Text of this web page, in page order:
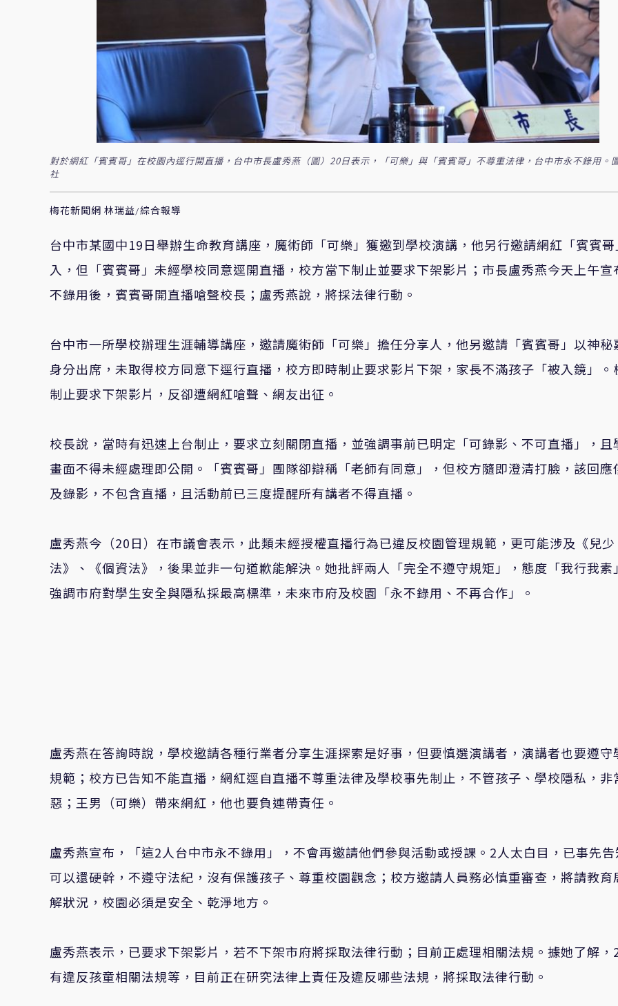
對於網紅「賓賓哥」在校園內逕行開直播，台中市長盧秀燕（圖）20日表示，「可樂」與「賓賓哥」不尊重法律，台中市永不錄用。
社
梅花新聞網 林瑞益/綜合報導
台中市某國中19日舉辦生命教育講座，魔術師「可樂」獲邀到學校演講，他另行邀請網紅「賓賓
入，但 「賓賓哥」 未經學校同意逕開直播，校方當下制止並要求下架影片；市長盧秀燕今天上午宣
不錄用後，賓賓哥開直播嗆聲校長；盧秀燕說，將採法律行動。
台中市一所學校辦理生涯輔導講座，邀請魔術師「可樂」擔任分享人，他另邀請「賓賓哥」以神秘
身分出席，未取得校方同意下逕行直播，校方即時制止要求影片下架，家長不滿孩子「被入鏡」。
制止要求下架影片，反卻遭網紅嗆聲、網友出征。
校長說，當時有迅速上台制止，要求立刻關閉直播，並強調事前已明定「可錄影、不可直播」，且
畫面不得未經處理即公開。「賓賓哥」團隊卻辯稱「老師有同意」，但校方隨即澄清打臉，該回應
及錄影，不包含直播，且活動前已三度提醒所有講者不得直播。
盧秀燕今（20日）在市議會表示，此類未經授權直播行為已違反校園管理規範，更可能涉及《兒少
法》、《個資法》，後果並非一句道歉能解決。她批評兩人「完全不遵守規矩」，態度「我行我素
強調市府對學生安全與隱私採最高標準，未來市府及校園「永不錄用、不再合作」。
盧秀燕在答詢時說，學校邀請各種行業者分享生涯探索是好事，但要慎選演講者，演講者也要遵守
規範；校方已告知不能直播，網紅逕自直播不尊重法律及學校事先制止，不管孩子、學校隱私，非
惡；王男（可樂）帶來網紅，他也要負連帶責任。
盧秀燕宣布，「這2人台中市永不錄用」，不會再邀請他們參與活動或授課。2人太白目，已事先
可以還硬幹，不遵守法紀，沒有保護孩子、尊重校園觀念；校方邀請人員務必慎重審查，將請教育
解狀況，校園必須是安全、乾淨地方。
盧秀燕表示，已要求下架影片，若不下架市府將採取法律行動；目前正處理相關法規。據她了解，
有違反孩童相關法規等，目前正在研究法律上責任及違反哪些法規，將採取法律行動。